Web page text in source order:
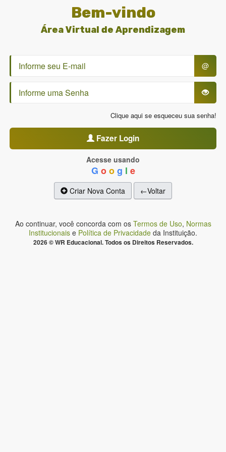
Bem-vindo
Área Virtual de Aprendizagem
@
Clique aqui se esqueceu sua senha!
Fazer Login
Acesse usando
G o o g l e
Criar Nova Conta ←Voltar
Ao continuar, você concorda com os Termos de Uso, Normas
Institucionais e Política de Privacidade da Instituição.
2026 © WR Educacional. Todos os Direitos Reservados.